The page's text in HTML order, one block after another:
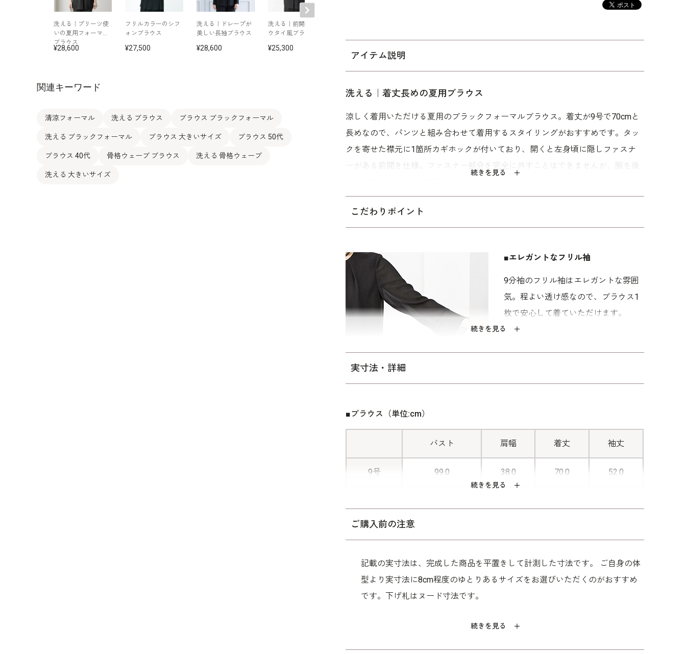
洗える｜プリーツ使
いの夏用フォーマル
ブラウス
28,600
フリルカラーのシフ
ォンブラウス
27,500
洗える｜ドレープが
美しい長袖ブラウス
28,600
洗える｜前開きのボ
ウタイ風ブラウス
25,300
ツ
ウス
関連キーワード
清涼フォーマル 洗える ブラウス ブラウス ブラックフォーマル
洗える ブラックフォーマル ブラウス 大きいサイズ ブラウス 50代
ブラウス 40代 骨格ウェーブ ブラウス 洗える 骨格ウェーブ
洗える 大きいサイズ
アイテム説明
続きを見る
洗える｜着丈長めの夏用ブラウス
涼しく着用いただける夏用のブラックフォーマルブラウス。着丈が9号で70cmと
長めなので、パンツと組み合わせて着用するスタイリングがおすすめです。タッ
クを寄せた襟元に1箇所カギホックが付いており、開くと左身頃に隠しファスナ
ーがある前開き仕様。ファスナー部分を完全に外すことはできませんが、腕を後
パターン寸法はミセス向けの「ゆったり」を使用。「少しゆったり」よりもさら
にゆとりを持たせた寸法です。
※組合わせているパンツ（ ）は別売りです。
こだわりポイント
続きを見る
■エレガントなフリル袖
9分袖のフリル袖はエレガントな雰囲
気。程よい透け感なので、ブラウス1
枚で安心して着ていただけます。
ナー部分を完全に外すことはできませ
んが、腕を後ろに回すことなく楽に着
替えができます。
実寸法・詳細
続きを見る
■ブラウス（単位:cm）
バスト 肩幅 着丈 袖丈
9号 99.0 38.0 70.0 52.0
13号
15号 112.0 40.0 71.5 53.0
ご購入前の注意
続きを見る
記載の実寸法は、完成した商品を平置きして計測した寸法です。 ご自身の体
型より実寸法に8cm程度のゆとりあるサイズをお選びいただくのがおすすめ
です。下げ札はヌード寸法です。